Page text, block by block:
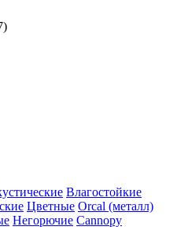
)
Влагостойкие
Цветные Orcal (металл)
Негорючие Cannopy